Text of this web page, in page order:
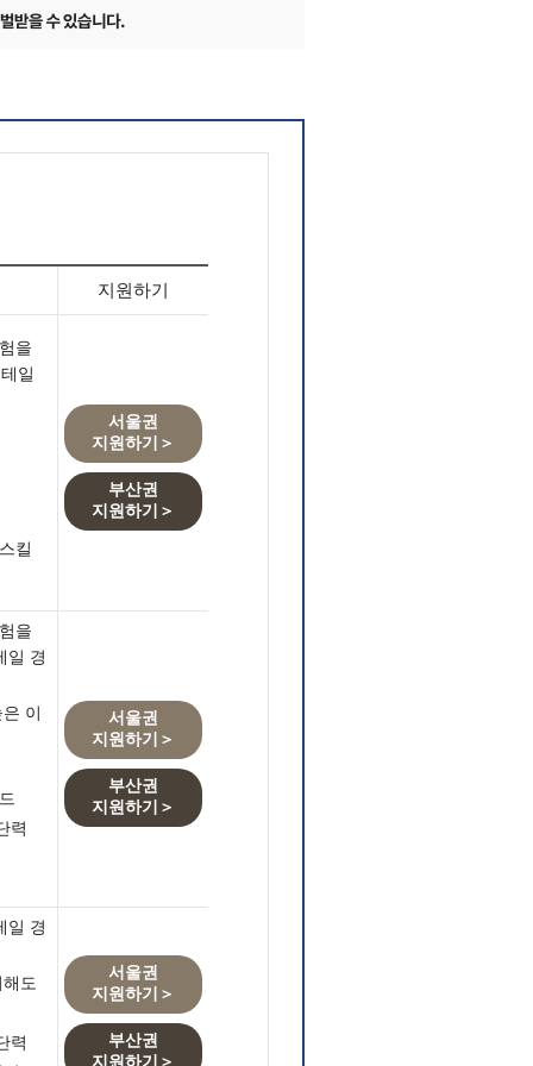
지원하기
을
일
킬
서울권
지원하기＞
부산권
지원하기＞
을
일 경
이
력
서울권
지원하기＞
부산권
지원하기＞
일 경
도
력
서울권
지원하기＞
부산권
지원하기＞